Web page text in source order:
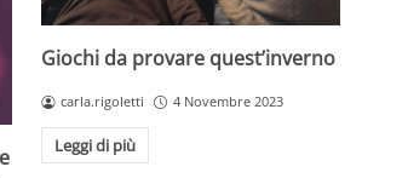
Giochi da provare quest’inverno
carla.rigoletti 4 Novembre 2023
Leggi di più